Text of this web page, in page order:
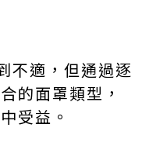
不適，但通過逐
的面罩類型，
受益。